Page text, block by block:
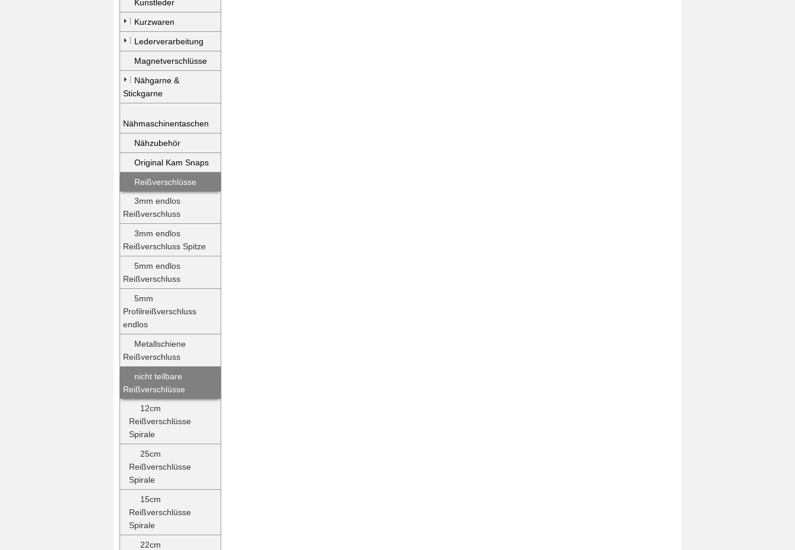
Kunstleder
Kurzwaren
Lederverarbeitung
Magnetverschlüsse
Nähgarne &
Stickgarne
Nähmaschinentaschen
Nähzubehör
Original Kam Snaps
Reißverschlüsse
3mm endlos
Reißverschluss
3mm endlos
Reißverschluss Spitze
5mm endlos
Reißverschluss
5mm
Profilreißverschluss
endlos
Metallschiene
Reißverschluss
nicht teilbare
Reißverschlüsse
12cm
Reißverschlüsse
Spirale
25cm
Reißverschlüsse
Spirale
15cm
Reißverschlüsse
Spirale
22cm